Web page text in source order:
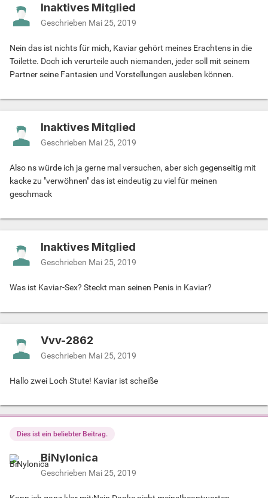
Inaktives Mitglied
Geschrieben Mai 25, 2019
Nein das ist nichts für mich, Kaviar gehört meines Erachtens in die
Toilette. Doch ich verurteile auch niemanden, jeder soll mit seinem
Partner seine Fantasien und Vorstellungen ausleben können.
Inaktives Mitglied
Geschrieben Mai 25, 2019
Also ns würde ich ja gerne mal versuchen, aber sich gegenseitig mit
kacke zu "verwöhnen" das ist eindeutig zu viel für meinen
geschmack
Inaktives Mitglied
Geschrieben Mai 25, 2019
Was ist Kaviar-Sex? Steckt man seinen Penis in Kaviar?
Vvv-2862
Geschrieben Mai 25, 2019
Hallo zwei Loch Stute! Kaviar ist scheiße
Dies ist ein beliebter Beitrag.
BiNylonica
Geschrieben Mai 25, 2019